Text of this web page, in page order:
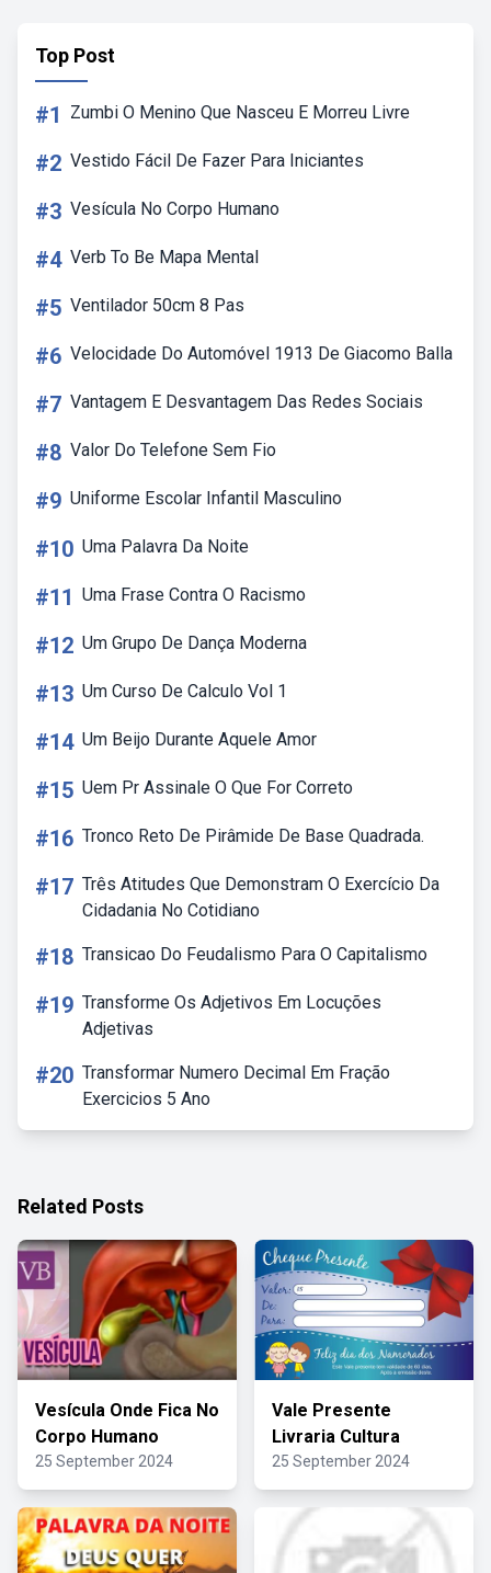
Top Post
#1 Zumbi O Menino Que Nasceu E Morreu Livre
#2 Vestido Fácil De Fazer Para Iniciantes
#3 Vesícula No Corpo Humano
#4 Verb To Be Mapa Mental
#5 Ventilador 50cm 8 Pas
#6 Velocidade Do Automóvel 1913 De Giacomo Balla
#7 Vantagem E Desvantagem Das Redes Sociais
#8 Valor Do Telefone Sem Fio
#9 Uniforme Escolar Infantil Masculino
#10 Uma Palavra Da Noite
#11 Uma Frase Contra O Racismo
#12 Um Grupo De Dança Moderna
#13 Um Curso De Calculo Vol 1
#14 Um Beijo Durante Aquele Amor
#15 Uem Pr Assinale O Que For Correto
#16 Tronco Reto De Pirâmide De Base Quadrada.
#17 Três Atitudes Que Demonstram O Exercício Da
Cidadania No Cotidiano
#18 Transicao Do Feudalismo Para O Capitalismo
#19 Transforme Os Adjetivos Em Locuções
Adjetivas
#20 Transformar Numero Decimal Em Fração
Exercicios 5 Ano
Related Posts
Vesícula Onde Fica No
Corpo Humano
25 September 2024
Vale Presente
Livraria Cultura
25 September 2024